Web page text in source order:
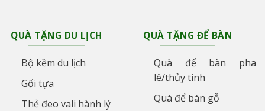
QUÀ TẶNG DU LỊCH
Bộ kềm du lịch
Gối tựa
Thẻ đeo vali hành lý
QUÀ TẶNG ĐỂ BÀN
Quà để bàn pha
lê/thủy tinh
Quà để bàn gỗ